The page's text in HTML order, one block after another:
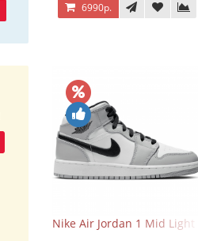
6990р.
Nike Air Jordan 1 Mid Light